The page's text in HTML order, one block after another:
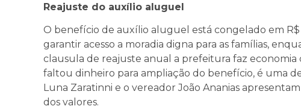
Reajuste do auxílio aluguel
O benefício de auxílio aluguel está congelado em
garantir acesso a moradia digna para as famílias,
clausula de reajuste anual a prefeitura faz economia
faltou dinheiro para ampliação do benefício, é uma
Luna Zaratinni e o vereador João Ananias
dos valores.